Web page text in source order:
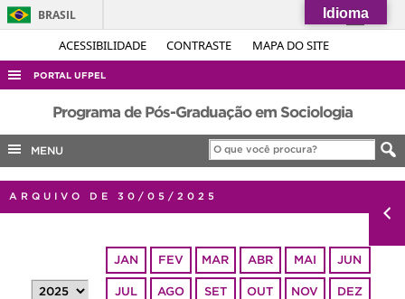
ACESSIBILIDADE CONTRASTE MAPA DO SITE
BRASIL
Simplifique!
Acesso à informação
Legislação
Canais
PORTAL UFPEL
ACESSO À INFORMAÇÃO
AUDITORIA
COBALTO
CONCURSOS
OUVIDORIA
Programa de Pós-Graduação em Sociologia
MENU
ARQUIVO DE 30/05/2025
JAN FEV MAR ABR MAI JUN
JUL AGO SET OUT NOV DEZ
Idioma